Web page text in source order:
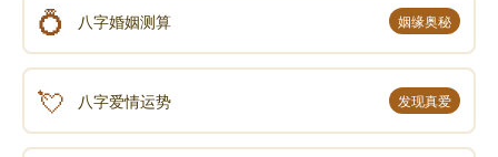
💍 八字婚姻测算 姻缘奥秘
💘 八字爱情运势 发现真爱